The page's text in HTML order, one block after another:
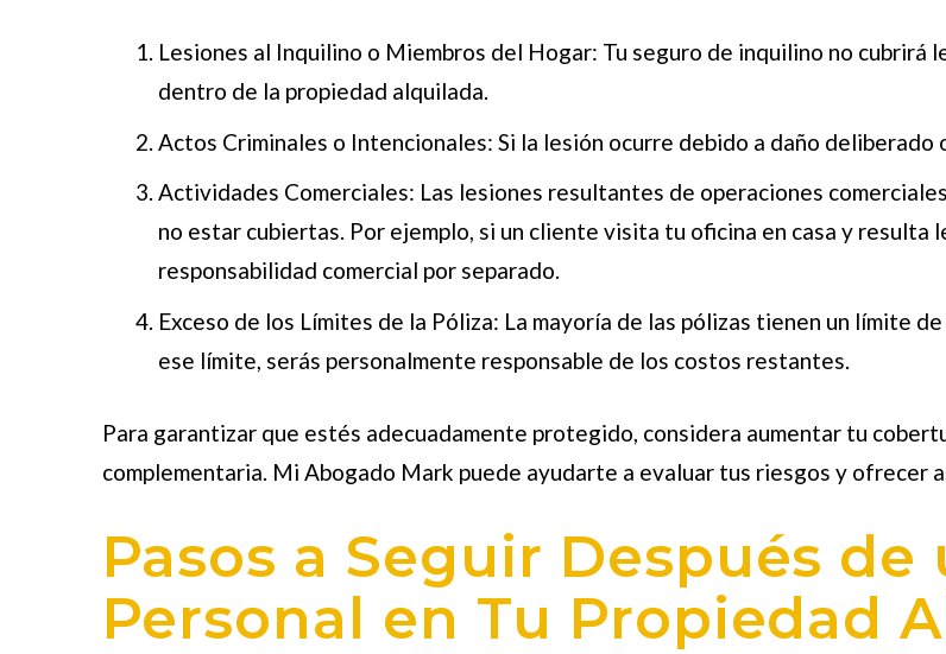
Lesiones al Inquilino o Miembros del Hogar: Tu seguro de inquilino no cubrirá
dentro de la propiedad alquilada.
Actos Criminales o Intencionales: Si la lesión ocurre debido a daño
Actividades Comerciales: Las lesiones resultantes de operaciones
no estar cubiertas. Por ejemplo, si un cliente visita tu oficina en casa y resulta
responsabilidad comercial por separado.
Exceso de los Límites de la Póliza: La mayoría de las pólizas tienen un límite
ese límite, serás personalmente responsable de los costos restantes.
Para garantizar que estés adecuadamente protegido, considera aumentar tu
complementaria. Mi Abogado Mark puede ayudarte a evaluar tus riesgos y ofrecer
Pasos a Seguir Después de
Personal en Tu Propiedad